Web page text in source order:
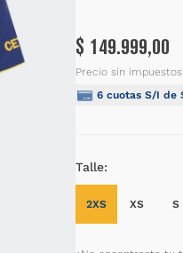
$ 149.999,00
Precio sin
6cuotas S/I de
Talle
2XS XS S